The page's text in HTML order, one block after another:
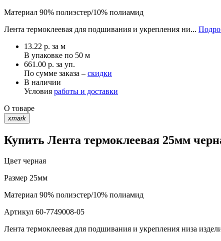
Материал 90% полиэстер/10% полиамид
Лента термоклеевая для подшивания и укрепления ни...
13.22 р. за м
В упаковке по 50 м
661.00 р. за уп.
По сумме заказа – скидки
В наличии
Условия работы и доставки
О товаре
xmark
Купить Лента термоклеевая 25мм
Цвет черная
Размер 25мм
Материал 90% полиэстер/10% полиамид
Артикул 60-7749008-05
Лента термоклеевая для подшивания и укрепления низа